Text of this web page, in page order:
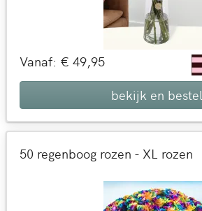
Vanaf: € 49,95
bekijk en bestel
50 regenboog rozen - XL rozen